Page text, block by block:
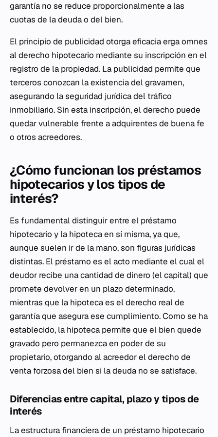
garantía no se reduce proporcionalmente a las
cuotas de la deuda o del bien.
El principio de publicidad otorga eficacia erga omnes
al derecho hipotecario mediante su inscripción en el
registro de la propiedad. La publicidad permite que
terceros conozcan la existencia del gravamen,
asegurando la seguridad jurídica del tráfico
inmobiliario. Sin esta inscripción, el derecho puede
quedar vulnerable frente a adquirentes de buena fe
o otros acreedores.
¿Cómo funcionan los préstamos
hipotecarios y los tipos de
interés?
Es fundamental distinguir entre el préstamo
hipotecario y la hipoteca en sí misma, ya que,
aunque suelen ir de la mano, son figuras jurídicas
distintas. El préstamo es el acto mediante el cual el
deudor recibe una cantidad de dinero (el capital) que
promete devolver en un plazo determinado,
mientras que la hipoteca es el derecho real de
garantía que asegura ese cumplimiento. Como se ha
establecido, la hipoteca permite que el bien quede
gravado pero permanezca en poder de su
propietario, otorgando al acreedor el derecho de
venta forzosa del bien si la deuda no se satisface.
Diferencias entre capital, plazo y tipos de
interés
La estructura financiera de un préstamo hipotecario